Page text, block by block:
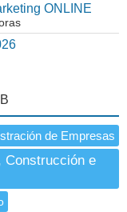
ONLINE
de Empresas
Construcción e